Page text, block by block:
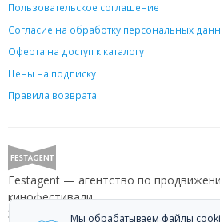
Пользовательское соглашение
Согласие на обработку персональных
Оферта на доступ к каталогу
Цены на подписку
Правила возврата
Festagent — агентство по
кинофестивали.
Звоните +7 (499) 113-78-80 или
Мы обрабатываем файлы